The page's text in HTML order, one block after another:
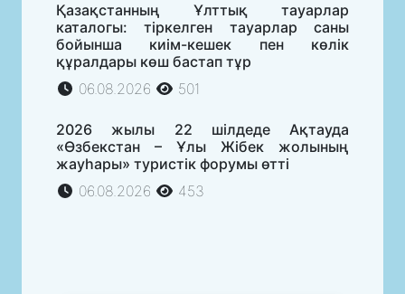
Қазақстанның Ұлттық тауарлар
каталогы: тіркелген тауарлар саны
бойынша киім-кешек пен көлік
құралдары көш бастап тұр
06.08.2026
501
2026 жылы 22 шілдеде Ақтауда
«Өзбекстан – Ұлы Жібек жолының
жауһары» туристік форумы өтті
06.08.2026
453